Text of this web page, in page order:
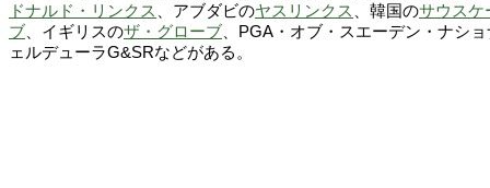
ドナルド・リンクス
、アブダビのヤスリンクス 、韓国のサウスケ
ブ 、イギリスのザ・グローブ 、PGA・オブ・スエーデン・ナシ
ェルデューラG&SRなどがある。